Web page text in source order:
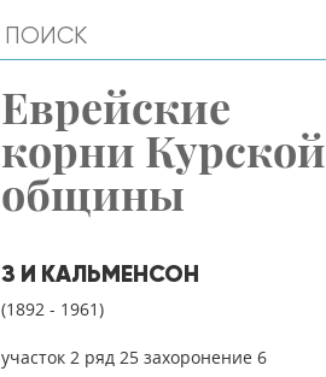
Еврейские
корни Курской
общины
З И КАЛЬМЕНСОН
(1892 - 1961)
участок 2 ряд 25 захоронение 6